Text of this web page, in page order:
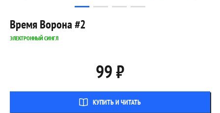
Время Ворона #2
ЭЛЕКТРОННЫЙ СИНГЛ
99 ₽
КУПИТЬ И ЧИТАТЬ